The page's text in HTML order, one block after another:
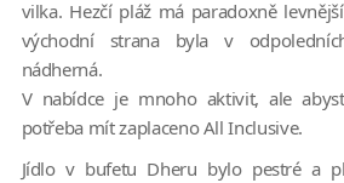
vilka. Hezčí pláž má paradoxně
východní strana byla v
nádherná.
V nabídce je mnoho aktivit, ale
potřeba mít zaplaceno All Inclusive.
Jídlo v bufetu Dheru bylo pestré a